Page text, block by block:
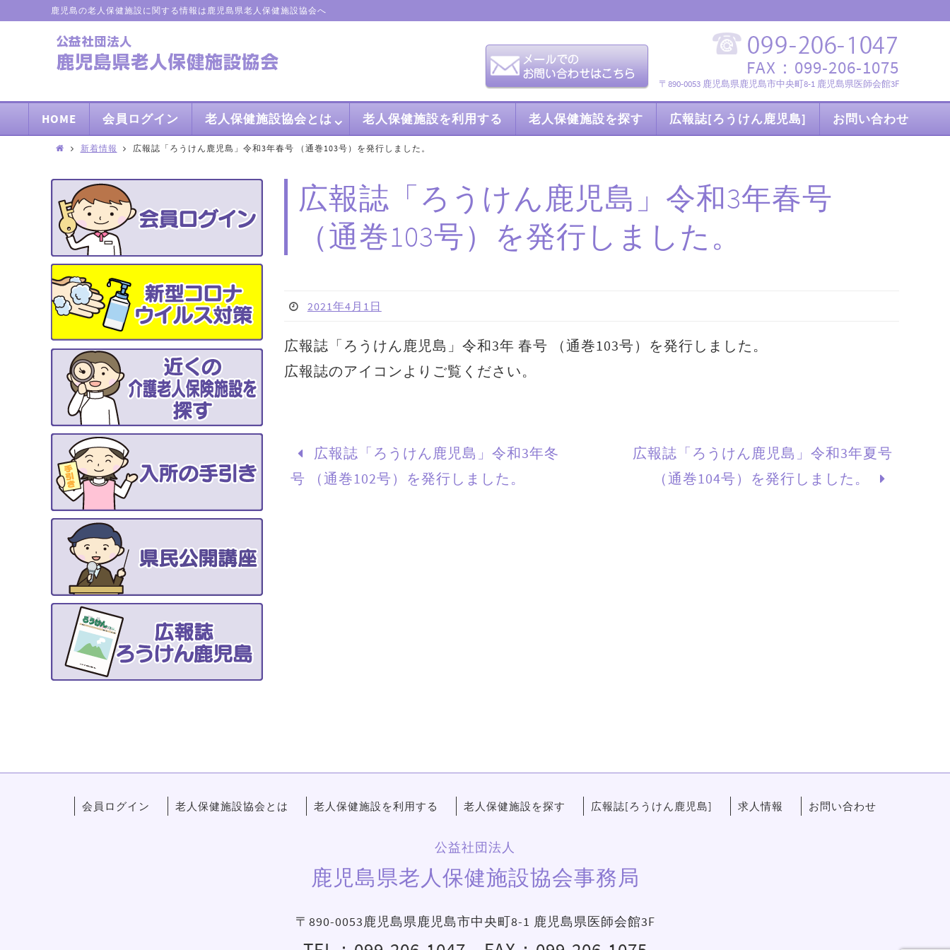
鹿児島の老人保健施設に関する情報は鹿児島県老人保健施設協会へ
FAX：099-206-1075
〒890-0053 鹿児島県鹿児島市中央町8-1 鹿児島県医師会館3F
HOME 会員ログイン 老人保健施設協会とは 老人保健施設を利用する 老人保健施設を探す 広報誌[ろうけん鹿児島] お問い合わせ
新着情報 広報誌「ろうけん鹿児島」令和3年春号 （通巻103号）を発行しました。
広報誌「ろうけん鹿児島」令和3年春号
（通巻103号）を発行しました。
2021年4月1日
広報誌「ろうけん鹿児島」令和3年 春号 （通巻103号）を発行しました。
広報誌のアイコンよりご覧ください。
広報誌「ろうけん鹿児島」令和3年冬
号 （通巻102号）を発行しました。
広報誌「ろうけん鹿児島」令和3年夏号
（通巻104号）を発行しました。
会員ログイン 老人保健施設協会とは 老人保健施設を利用する 老人保健施設を探す 広報誌[ろうけん鹿児島] 求人情報 お問い合わせ
公益社団法人
鹿児島県老人保健施設協会事務局
〒890-0053鹿児島県鹿児島市中央町8-1 鹿児島県医師会館3F